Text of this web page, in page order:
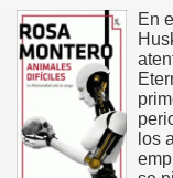
En
los